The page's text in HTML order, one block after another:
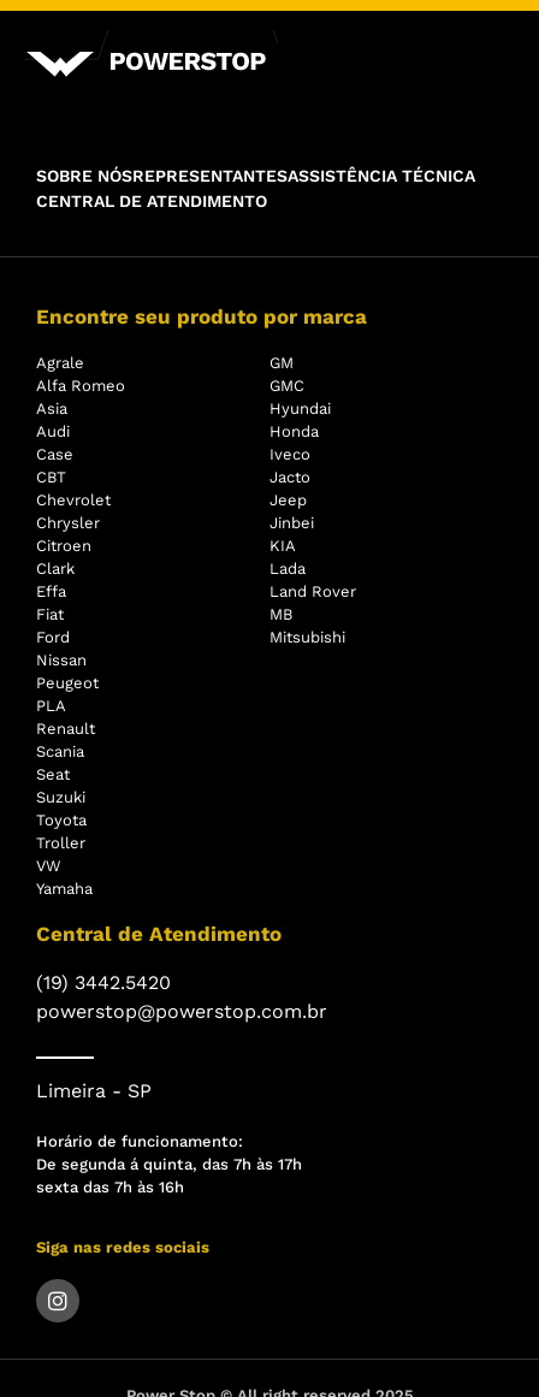
SOBRE NÓSREPRESENTANTESASSISTÊNCIA TÉCNICA
CENTRAL DE ATENDIMENTO
Encontre seu produto por marca
Agrale
Alfa Romeo
Asia
Audi
Case
CBT
Chevrolet
Chrysler
Citroen
Clark
Effa
Fiat
Ford
GM
GMC
Hyundai
Honda
Iveco
Jacto
Jeep
Jinbei
KIA
Lada
Land Rover
MB
Mitsubishi
Nissan
Peugeot
PLA
Renault
Scania
Seat
Suzuki
Toyota
Troller
VW
Yamaha
Central de Atendimento
(19) 3442.5420
powerstop@powerstop.com.br
Limeira - SP
Horário de funcionamento:
De segunda á quinta, das 7h às 17h
sexta das 7h às 16h
Siga nas redes sociais